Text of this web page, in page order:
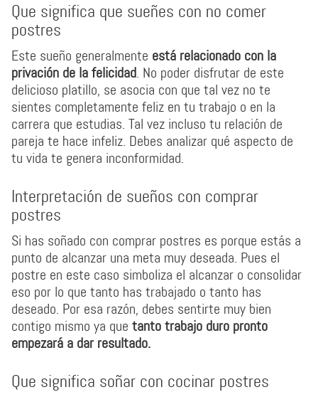
Que significa que sueñes con no comer
postres
Este sueño generalmente está relacionado con la
privación de la felicidad. No poder disfrutar de este
delicioso platillo, se asocia con que tal vez no te
sientes completamente feliz en tu trabajo o en la
carrera que estudias. Tal vez incluso tu relación de
pareja te hace infeliz. Debes analizar qué aspecto de
tu vida te genera inconformidad.
Interpretación de sueños con comprar
postres
Si has soñado con comprar postres es porque estás a
punto de alcanzar una meta muy deseada. Pues el
postre en este caso simboliza el alcanzar o consolidar
eso por lo que tanto has trabajado o tanto has
deseado. Por esa razón, debes sentirte muy bien
contigo mismo ya que tanto trabajo duro pronto
empezará a dar resultado.
Que significa soñar con cocinar postres